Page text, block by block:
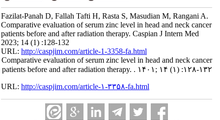
Fazilat-Panah D, Fallah Tafti H, Rasta S, Masudian M, Rangani A.
Comparative evaluation of serum zinc level in head and neck cancer
patients before and after radiation therapy. Caspian J Intern Med
2023; 14 (1) :128-132
URL:http://caspjim.com/article-1-3358-fa.html
Comparative evaluation of serum zinc level in head and neck cancer
patients before and after radiation therapy. . ۱۴۰۱; ۱۴ (۱) :۱۲۸-۱۳۲
URL:http://caspjim.com/article-۱-۳۳۵۸-fa.html